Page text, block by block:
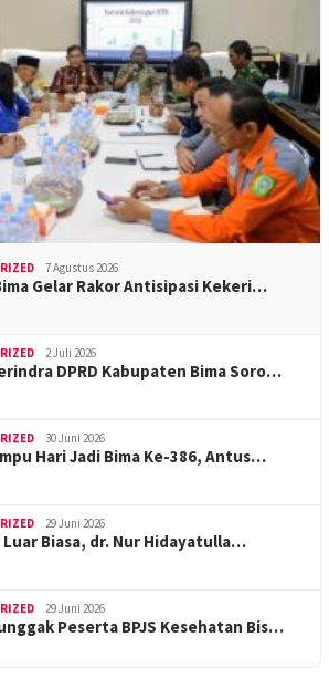
7 Agustus 2026
Gelar Rakor Antisipasi Kekeri…
2 Juli 2026
DPRD Kabupaten Bima Soro…
30 Juni 2026
Hari Jadi Bima Ke-386, Antus…
29 Juni 2026
Biasa, dr. Nur Hidayatulla…
29 Juni 2026
Peserta BPJS Kesehatan Bis…